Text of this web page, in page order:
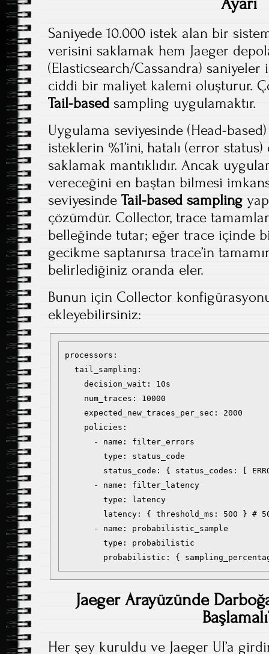
Saniyede 10.000 istek alan bir
verisini saklamak hem Jaeger
(Elasticsearch/Cassandra)
ciddi bir maliyet kalemi oluşturur.
Tail-based sampling uygulamaktır.
Uygulama seviyesinde (Head-
isteklerin %1’ini, hatalı (error status)
saklamak mantıklıdır. Ancak
vereceğini en baştan bilmesi
seviyesinde Tail-based sampling
çözümdür. Collector, trace
belleğinde tutar; eğer trace içinde
gecikme saptanırsa trace’in
belirlediğiniz oranda eler.
Bunun için Collector
ekleyebilirsiniz:
processors:
  tail_sampling:
    decision_wait: 10s
    num_traces: 10000
    expected_new_traces_per_sec: 2000
    policies:
      - name: filter_errors
        type: status_code
status_code: { status_codes: [
      - name: filter_latency
        type: latency
latency: { threshold_ms: 500 } #
      - name: probabilistic_sample
        type: probabilistic
probabilistic: {
Jaeger Arayüzünde
Her şey kuruldu ve Jaeger UI’a